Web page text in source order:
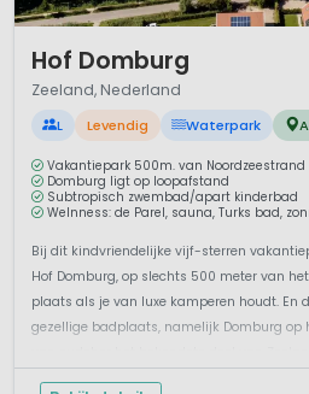
Hof Domburg
Zeeland, Nederland
L Levendig Waterpark
Vakantiepark 500m. van Noordzeestrand
Domburg ligt op loopafstand
Subtropisch zwembad/apart kinderbad
Welnness: de Parel, sauna, Turks bad,
Bij dit kindvriendelijke vijf-sterren
Hof Domburg, op slechts 500 meter van
plaats als je van luxe kamperen houdt. En
gezellige badplaats, namelijk Domburg op